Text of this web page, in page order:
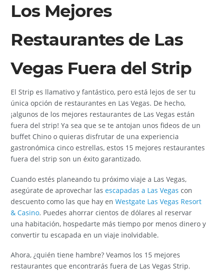
Los Mejores
Restaurantes de Las
Vegas Fuera del Strip
El Strip es llamativo y fantástico, pero está lejos de ser tu
única opción de restaurantes en Las Vegas. De hecho,
¡algunos de los mejores restaurantes de Las Vegas están
fuera del strip! Ya sea que se te antojan unos fideos de un
buffet Chino o quieras disfrutar de una experiencia
gastronómica cinco estrellas, estos 15 mejores restaurantes
fuera del strip son un éxito garantizado.
Cuando estés planeando tu próximo viaje a Las Vegas,
asegúrate de aprovechar lasescapadas a Las Vegas con
descuento como las que hay enWestgate Las Vegas Resort
& Casino. Puedes ahorrar cientos de dólares al reservar
una habitación, hospedarte más tiempo por menos dinero y
convertir tu escapada en un viaje inolvidable.
Ahora, ¿quién tiene hambre? Veamos los 15 mejores
restaurantes que encontrarás fuera de Las Vegas Strip.